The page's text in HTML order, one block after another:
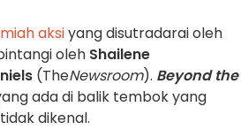
aksiyang disutradarai oleh
oleh Shailene
(TheNewsroom). Beyond the
ada di balik tembok yang
dikenal.